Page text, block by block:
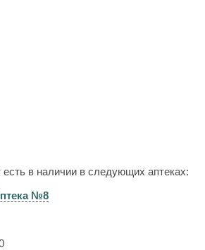
в наличии в следующих аптеках:
№8